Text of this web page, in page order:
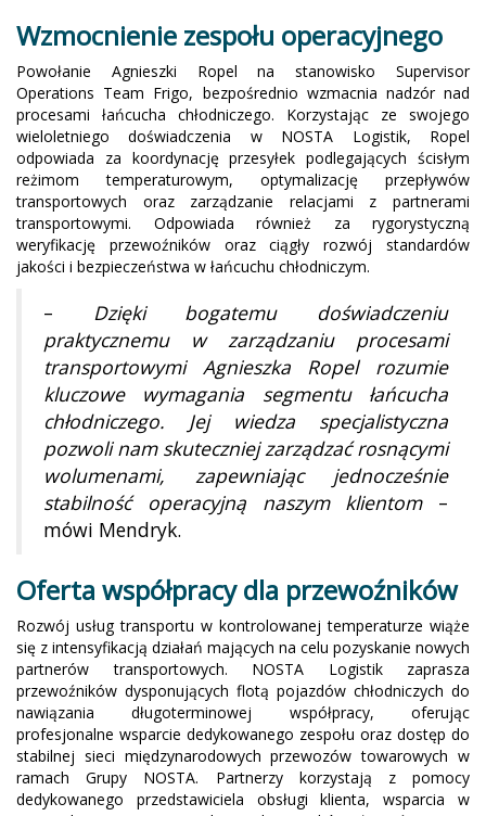
Wzmocnienie zespołu operacyjnego
Powołanie Agnieszki Ropel na stanowisko Supervisor
Operations Team Frigo, bezpośrednio wzmacnia nadzór nad
procesami łańcucha chłodniczego. Korzystając ze swojego
wieloletniego doświadczenia w NOSTA Logistik, Ropel
odpowiada za koordynację przesyłek podlegających ścisłym
reżimom temperaturowym, optymalizację przepływów
transportowych oraz zarządzanie relacjami z partnerami
transportowymi. Odpowiada również za rygorystyczną
weryfikację przewoźników oraz ciągły rozwój standardów
jakości i bezpieczeństwa w łańcuchu chłodniczym.
– Dzięki bogatemu doświadczeniu
praktycznemu w zarządzaniu procesami
transportowymi Agnieszka Ropel rozumie
kluczowe wymagania segmentu łańcucha
chłodniczego. Jej wiedza specjalistyczna
pozwoli nam skuteczniej zarządzać rosnącymi
wolumenami, zapewniając jednocześnie
stabilność operacyjną naszym klientom–
mówi Mendryk.
Oferta współpracy dla przewoźników
Rozwój usług transportu w kontrolowanej temperaturze wiąże
się z intensyfikacją działań mających na celu pozyskanie nowych
partnerów transportowych. NOSTA Logistik zaprasza
przewoźników dysponujących flotą pojazdów chłodniczych do
nawiązania długoterminowej współpracy, oferując
profesjonalne wsparcie dedykowanego zespołu oraz dostęp do
stabilnej sieci międzynarodowych przewozów towarowych w
ramach Grupy NOSTA. Partnerzy korzystają z pomocy
dedykowanego przedstawiciela obsługi klienta, wsparcia w